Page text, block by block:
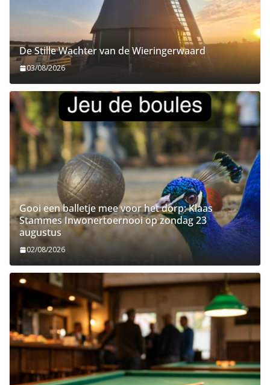
De Stille Wachter van de Wieringerwaard
03/08/2026
Gooi een balletje mee voor het dorp: Klaas
Stammes Inwonertoernooi op zondag 23
augustus
02/08/2026